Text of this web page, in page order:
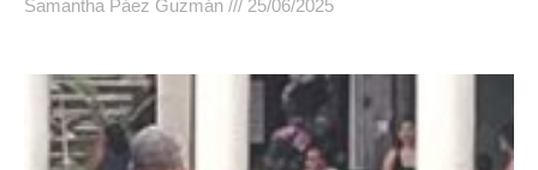
Samantha Páez Guzmán 25/06/2025